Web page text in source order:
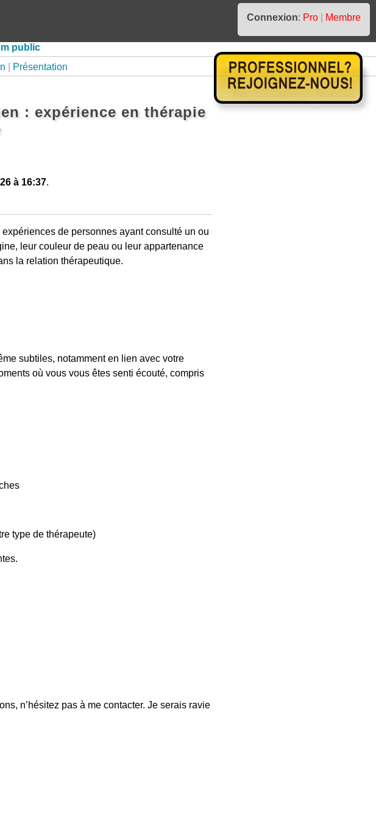
Connexion: Pro
Membre
public
Présentation
: expérience en thérapie
à 16:37.
de personnes ayant consulté un ou
leur couleur de peau ou leur appartenance
la relation thérapeutique.
subtiles, notamment en lien avec votre
où vous vous êtes senti écouté, compris
type de thérapeute)
n’hésitez pas à me contacter. Je serais ravie